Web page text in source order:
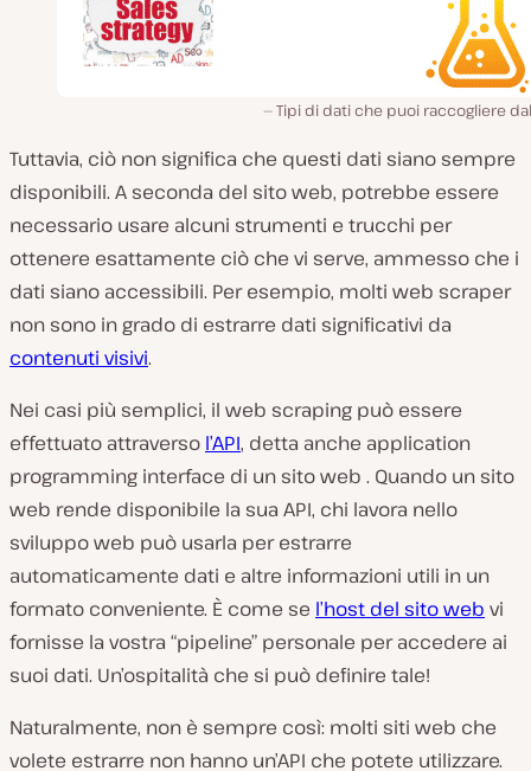
Tipi di dati che puoi raccogliere
Tuttavia, ciò non significa che questi dati siano sempre
disponibili. A seconda del sito web, potrebbe essere
necessario usare alcuni strumenti e trucchi per
ottenere esattamente ciò che vi serve, ammesso che i
dati siano accessibili. Per esempio, molti web scraper
non sono in grado di estrarre dati significativi da
contenuti visivi.
Nei casi più semplici, il web scraping può essere
effettuato attraverso l’API, detta anche application
programming interface di un sito web . Quando un sito
web rende disponibile la sua API, chi lavora nello
sviluppo web può usarla per estrarre
automaticamente dati e altre informazioni utili in un
formato conveniente. È come se l’host del sito web vi
fornisse la vostra “pipeline” personale per accedere ai
suoi dati. Un’ospitalità che si può definire tale!
Naturalmente, non è sempre così: molti siti web che
volete estrarre non hanno un’API che potete utilizzare.